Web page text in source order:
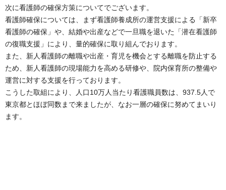
次に看護師の確保方策についてでございます。
看護師確保については、まず看護師養成所の運営支援による「新卒
看護師の確保」や、結婚や出産などで一旦職を退いた「潜在看護師
の復職支援」により、量的確保に取り組んでおります。
また、新人看護師の離職や出産・育児を機会とする離職を防止する
ため、新人看護師の現場能力を高める研修や、院内保育所の整備や
運営に対する支援を行っております。
こうした取組により、人口10万人当たり看護職員数は、937.5人で
東京都とほぼ同数まで来ましたが、なお一層の確保に努めてまいり
ます。